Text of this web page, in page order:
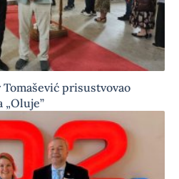
Tomašević prisustvovao
„Oluje”